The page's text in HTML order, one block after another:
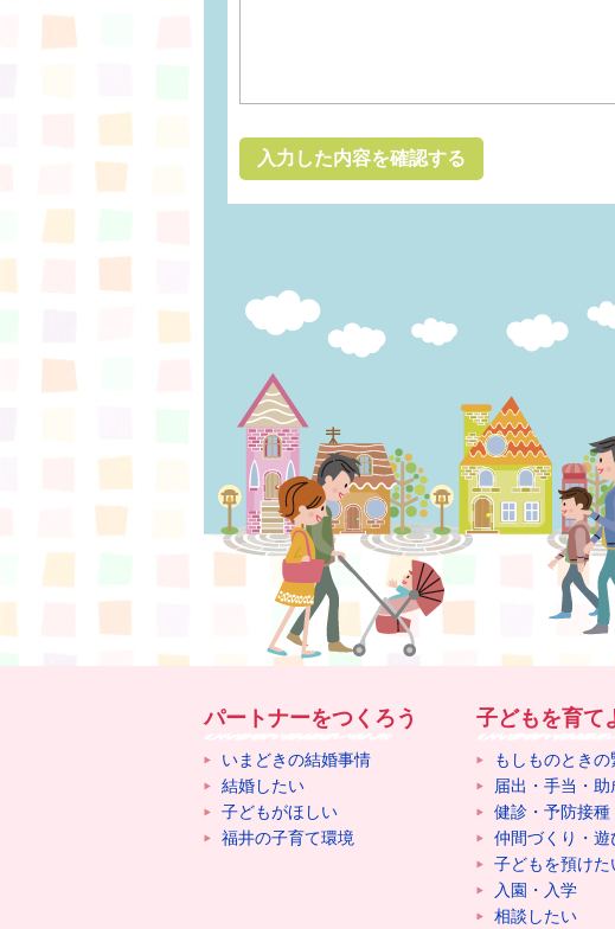
パートナーをつくろう
いまどきの結婚事情
結婚したい
子どもがほしい
福井の子育て環境
子どもを育て
もしものとき
届出・手当・助
健診・予防接種
仲間づくり・遊
子どもを預けた
入園・入学
相談したい